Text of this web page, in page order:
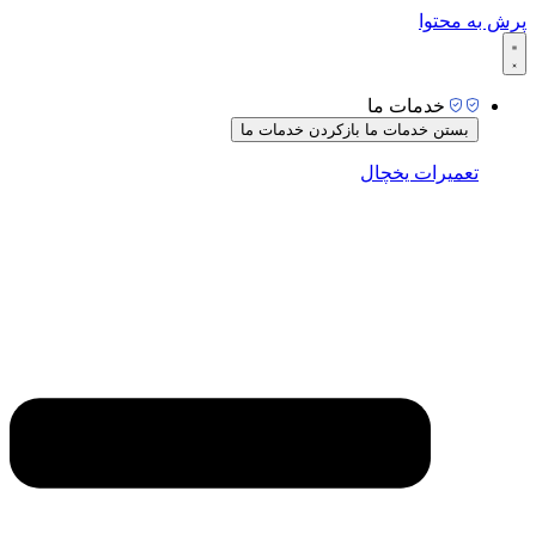
پرش به محتوا
خدمات ما
بستن خدمات ما بازکردن خدمات ما
تعمیرات یخچال